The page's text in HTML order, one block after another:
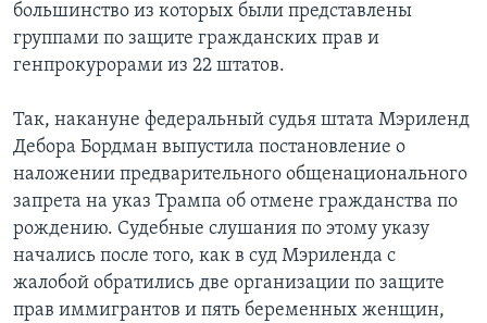
большинство из которых были представлены
группами по защите гражданских прав и
генпрокурорами из 22 штатов.
Так, накануне федеральный судья штата Мэриленд
Дебора Бордман выпустила постановление о
наложении предварительного общенационального
запрета на указ Трампа об отмене гражданства по
рождению. Судебные слушания по этому указу
начались после того, как в суд Мэриленда с
жалобой обратились две организации по защите
прав иммигрантов и пять беременных женщин,